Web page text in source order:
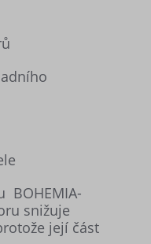
BOHEMIA-
snižuje
její část